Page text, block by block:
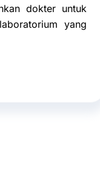
dokter untuk
yang